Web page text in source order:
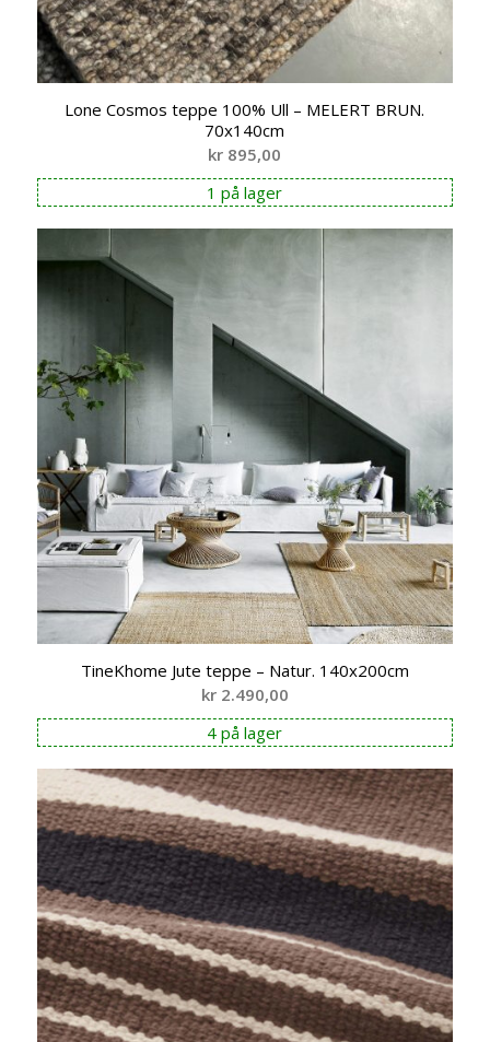
Lone Cosmos teppe 100% Ull – MELERT BRUN.
70x140cm
kr 895,00
1 på lager
TineKhome Jute teppe – Natur. 140x200cm
kr2.490,00
4 på lager